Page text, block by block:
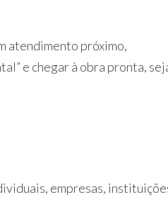
atendimento próximo,
e chegar à obra pronta,
empresas,